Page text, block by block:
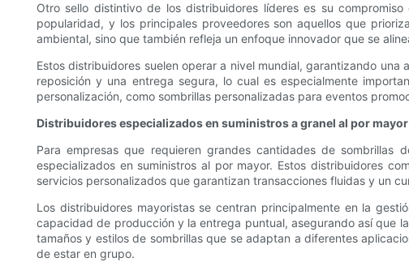
Otro sello distintivo de los distribuidores líderes es su
popularidad, y los principales proveedores son aquellos que
ambiental, sino que también refleja un enfoque innovador que se
Estos distribuidores suelen operar a nivel mundial, garantizando
reposición y una entrega segura, lo cual es especialmente
personalización, como sombrillas personalizadas para eventos
Distribuidores especializados en suministros a granel al por
Para empresas que requieren grandes cantidades de
especializados en suministros al por mayor. Estos distribuidores
servicios personalizados que garantizan transacciones fluidas y un
Los distribuidores mayoristas se centran principalmente en la
capacidad de producción y la entrega puntual, asegurando así que
tamaños y estilos de sombrillas que se adaptan a diferentes
de estar en grupo.